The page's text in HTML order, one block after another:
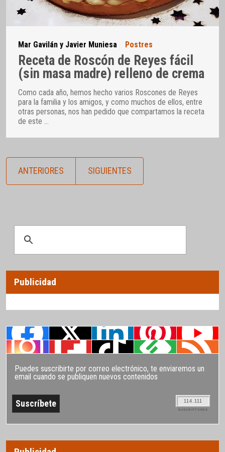
Mar Gavilán y Javier Muniesa Postres
Receta de Roscón de Reyes fácil
(sin masa madre) relleno de crema
Como cada año, hemos hecho varios Roscones de Reyes
para la familia y los amigos, y como muchos de ellos, entre
otras personas, nos han pedido que compartamos la receta
de este
ANTERIORES SIGUIENTES
Publicidad
Puedes suscribirte por correo electrónico, te enviaremos un
email cuando se publiquen nuevos contenidos
114.111
SUSCRIPTORES